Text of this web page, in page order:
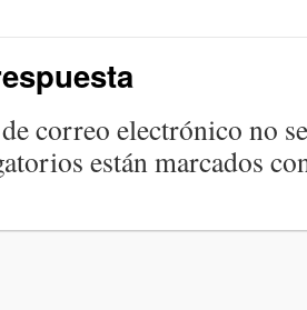
correo electrónico no
están marcados